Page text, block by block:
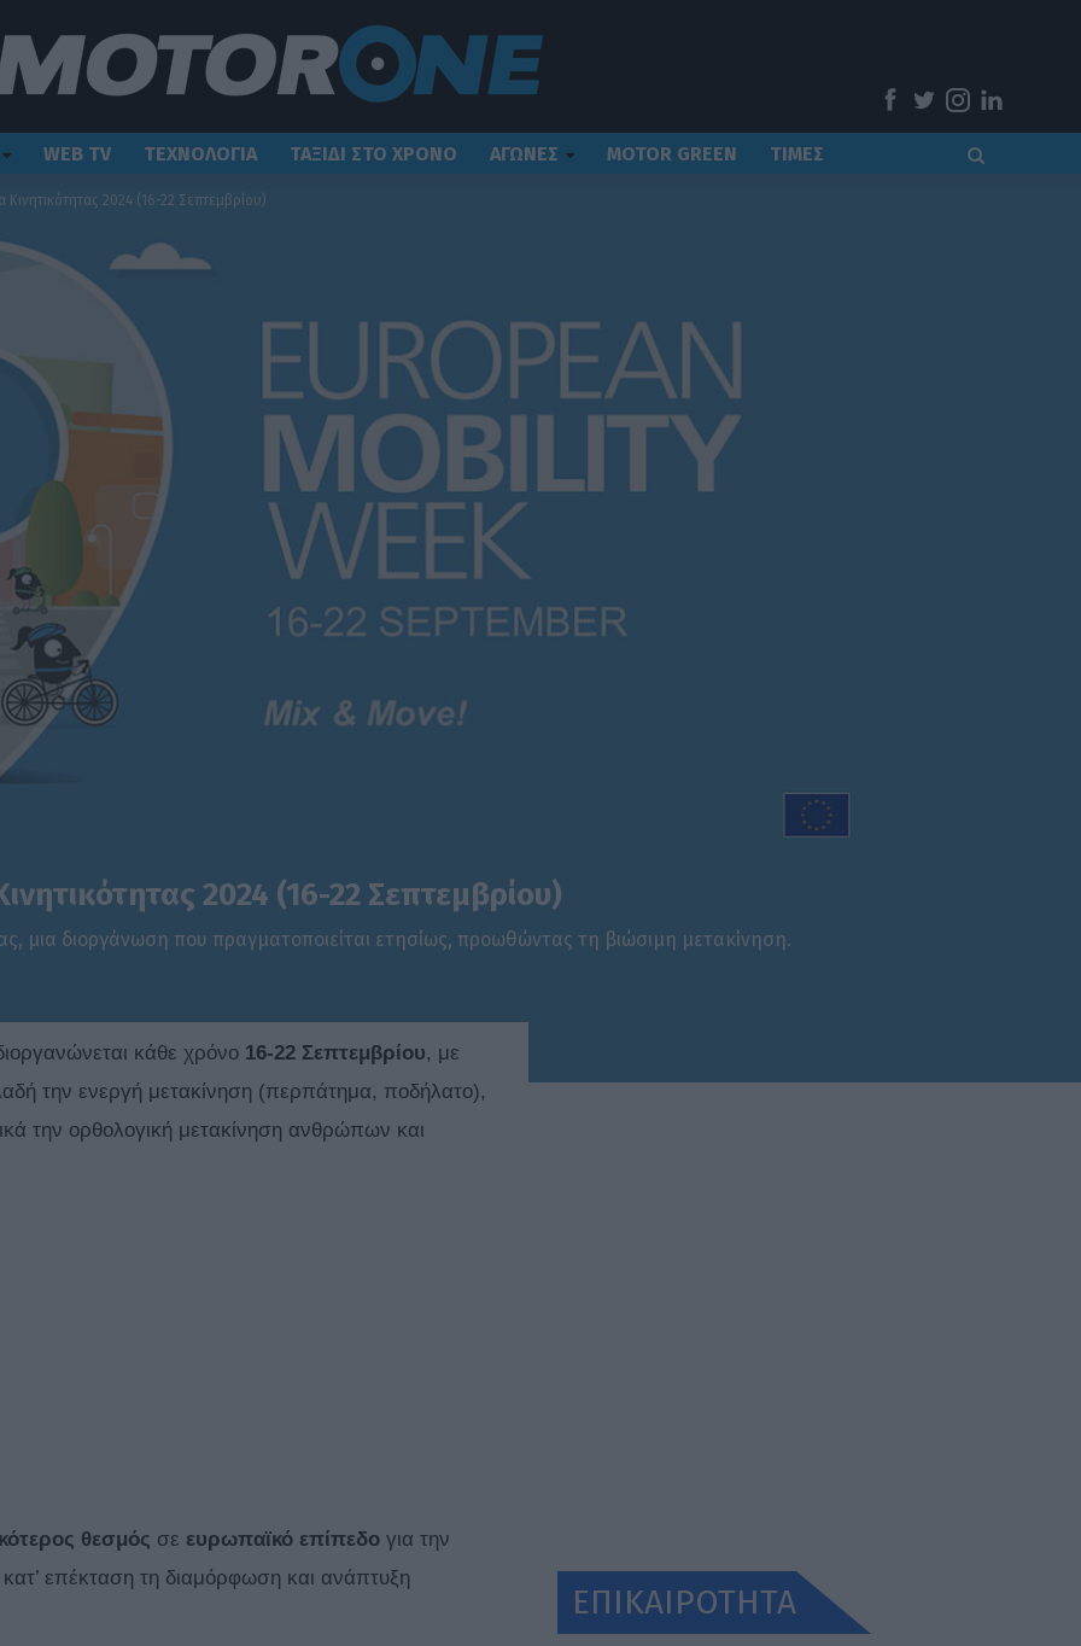
WEB TV ΤΕΧΝΟΛΟΓΙΑ ΤΑΞΙΔΙ ΣΤΟ ΧΡΟΝΟ ΑΓΩΝΕΣ MOTOR GREEN ΤΙΜΕΣ
2024 (16-22 Σεπτεμβρίου)
2024 (16-22 Σεπτεμβρίου)
μια διοργάνωση που πραγματοποιείται ετησίως, προωθώντας τη βιώσιμη μετακίνηση.
κάθε χρόνο 16-22 Σεπτεμβρίου, με
την ενεργή μετακίνηση (περπάτημα, ποδήλατο),
την ορθολογική μετακίνηση ανθρώπων και
θεσμός σε ευρωπαϊκό επίπεδο για την
επέκταση τη διαμόρφωση και ανάπτυξη
ΕΠΙΚΑΙΡΟΤΗΤΑ